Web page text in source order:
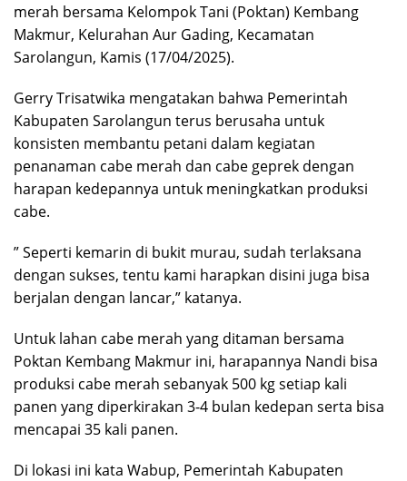
merah bersama Kelompok Tani (Poktan) Kembang
Makmur, Kelurahan Aur Gading, Kecamatan
Sarolangun, Kamis (17/04/2025).
Gerry Trisatwika mengatakan bahwa Pemerintah
Kabupaten Sarolangun terus berusaha untuk
konsisten membantu petani dalam kegiatan
penanaman cabe merah dan cabe geprek dengan
harapan kedepannya untuk meningkatkan produksi
cabe.
” Seperti kemarin di bukit murau, sudah terlaksana
dengan sukses, tentu kami harapkan disini juga bisa
berjalan dengan lancar,” katanya.
Untuk lahan cabe merah yang ditaman bersama
Poktan Kembang Makmur ini, harapannya Nandi bisa
produksi cabe merah sebanyak 500 kg setiap kali
panen yang diperkirakan 3-4 bulan kedepan serta bisa
mencapai 35 kali panen.
Di lokasi ini kata Wabup, Pemerintah Kabupaten